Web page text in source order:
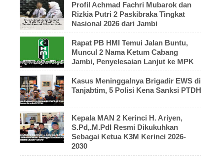
Profil Achmad Fachri Mubarok dan
Rizkia Putri 2 Paskibraka Tingkat
Nasional 2026 dari Jambi
Rapat PB HMI Temui Jalan Buntu,
Muncul 2 Nama Ketum Cabang
Jambi, Penyelesaian Lanjut ke MPK
Kasus Meninggalnya Brigadir EWS di
Tanjabtim, 5 Polisi Kena Sanksi PTDH
Kepala MAN 2 Kerinci H. Ariyen,
S.Pd,.M.PdI Resmi Dikukuhkan
Sebagai Ketua K3M Kerinci 2026-
2030